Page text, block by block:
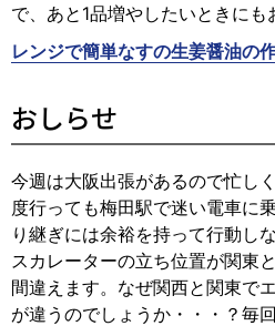
で、あと1品増やしたいときにも
レンジで簡単なすの生姜醤油の
おしらせ
今週は大阪出張があるので忙し
度行っても梅田駅で迷い電車に
り継ぎには余裕を持って行動し
スカレーターの立ち位置が関東
間違えます。なぜ関西と関東で
が違うのでしょうか・・・？毎